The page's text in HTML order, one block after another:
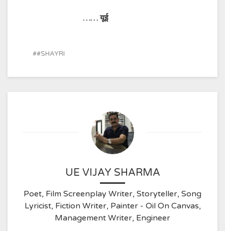
…… यूई
#SHAYRI
UE VIJAY SHARMA
Poet, Film Screenplay Writer, Storyteller, Song
Lyricist, Fiction Writer, Painter - Oil On Canvas,
Management Writer, Engineer